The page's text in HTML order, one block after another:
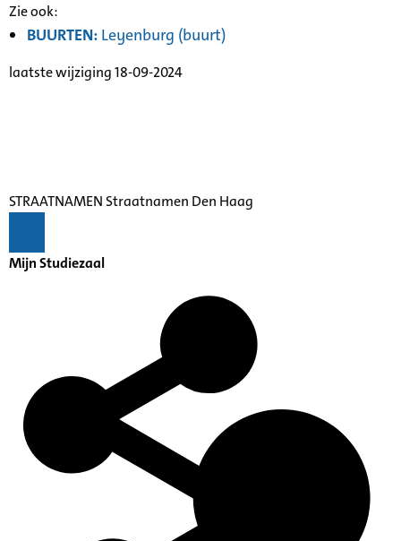
Zie ook:
BUURTEN: Leyenburg (buurt)
laatste wijziging 18-09-2024
STRAATNAMEN Straatnamen Den Haag
Mijn Studiezaal